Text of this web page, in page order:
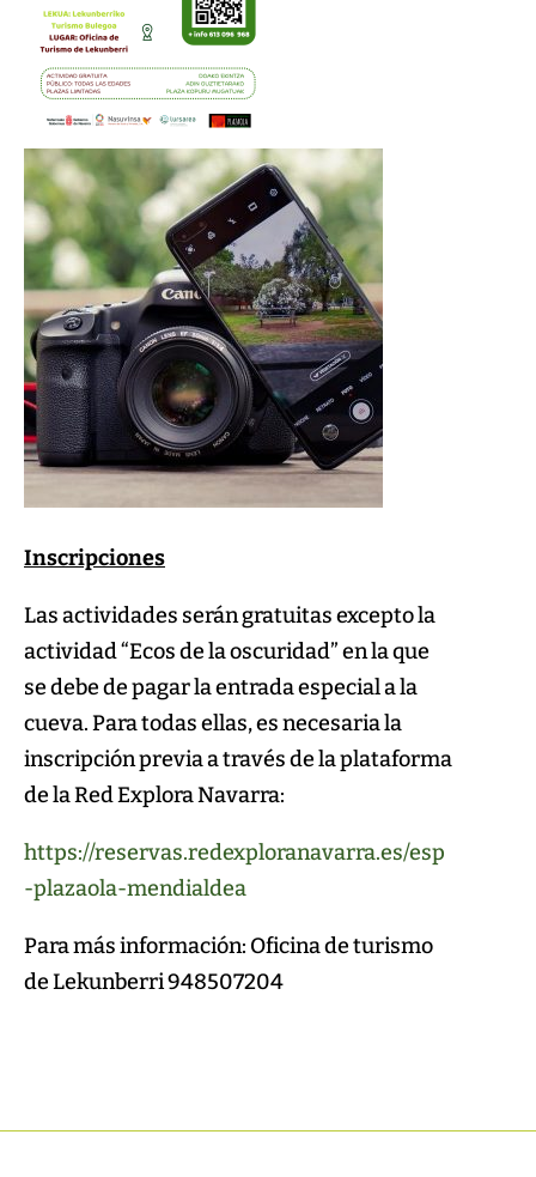
Inscripciones
Las actividades serán gratuitas excepto la
actividad “Ecos de la oscuridad” en la que
se debe de pagar la entrada especial a la
cueva. Para todas ellas, es necesaria la
inscripción previa a través de la plataforma
de la Red Explora Navarra:
https://reservas.redexploranavarra.es/esp
-plazaola-mendialdea
Para más información: Oficina de turismo
de Lekunberri 948507204